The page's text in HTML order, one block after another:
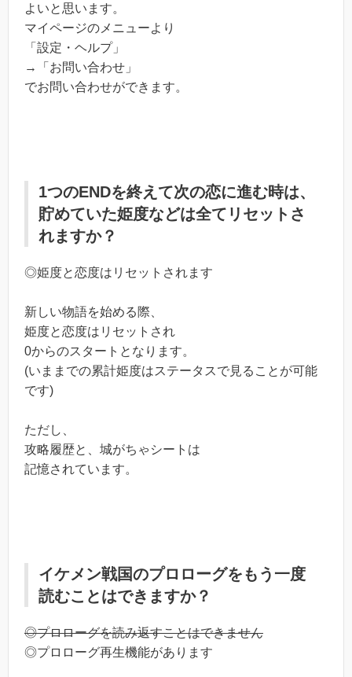
よいと思います。
マイページのメニューより
「設定・ヘルプ」
→「お問い合わせ」
でお問い合わせができます。
1つのENDを終えて次の恋に進む時は、
貯めていた姫度などは全てリセットさ
れますか？
◎姫度と恋度はリセットされます
新しい物語を始める際、
姫度と恋度はリセットされ
0からのスタートとなります。
(いままでの累計姫度はステータスで見ることが可能
です)
ただし、
攻略履歴と、城がちゃシートは
記憶されています。
イケメン戦国のプロローグをもう一度
読むことはできますか？
◎プロローグを読み返すことはできません
◎プロローグ再生機能があります